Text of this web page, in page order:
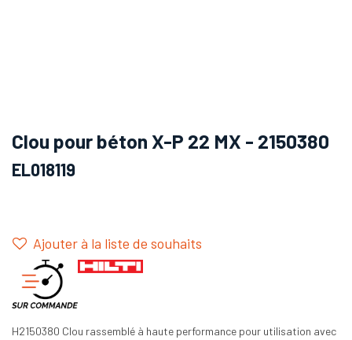
Clou pour béton X-P 22 MX - 2150380
EL018119
Ajouter à la liste de souhaits
H2150380 Clou rassemblé à haute performance pour utilisation avec